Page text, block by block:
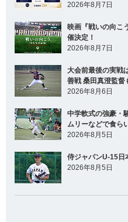
2026年8月7日
映画『戦いの向こ
催決定！
2026年8月7日
大会前最後の実戦
善戦 桑田真澄監督
2026年8月6日
中学軟式の強豪・
ムリーなどで食ら
2026年8月5日
侍ジャパンU-15日
2026年8月5日